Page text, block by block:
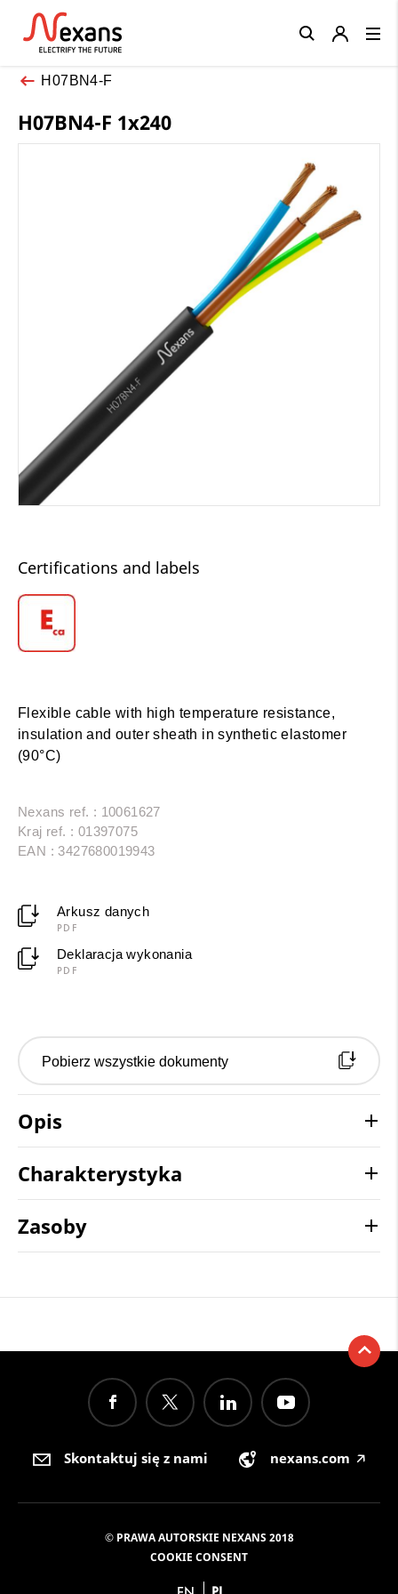
H07BN4-F
H07BN4-F 1x240
Certifications and labels
Flexible cable with high temperature resistance,
insulation and outer sheath in synthetic elastomer
(90°C)
Nexans ref. : 10061627
Kraj ref. : 01397075
EAN : 3427680019943
Arkusz danych
PDF
Deklaracja wykonania
PDF
Pobierz wszystkie dokumenty
Opis
Charakterystyka
Zasoby
Close
Skontaktuj się z nami nexans.com 🡥
© PRAWA AUTORSKIE NEXANS 2018
COOKIE CONSENT